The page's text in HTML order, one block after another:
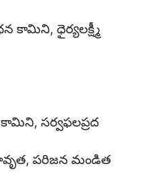
ధైర్యలక్ష్మీ
సర్వఫలప్రద
పరిజన మండిత